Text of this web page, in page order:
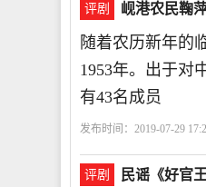
评剧 岘港农民鞠
随着农历新年的
1953年。出于对
有43名成员
发布时间：2019-07-29
评剧 民谣《好官